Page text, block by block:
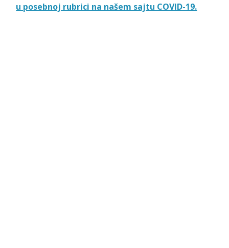
u posebnoj rubrici na našem sajtu COVID-19.